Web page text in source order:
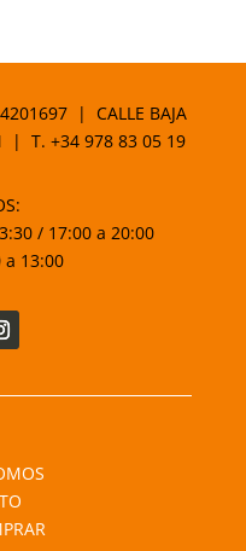
| CALLE BAJA
| T.+34 978 83 05 19
/ 17:00 a 20:00
13:00